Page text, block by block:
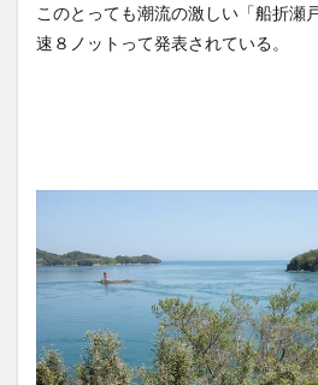
このとっても潮流の激しい「船折瀬
速８ノットって発表されている。